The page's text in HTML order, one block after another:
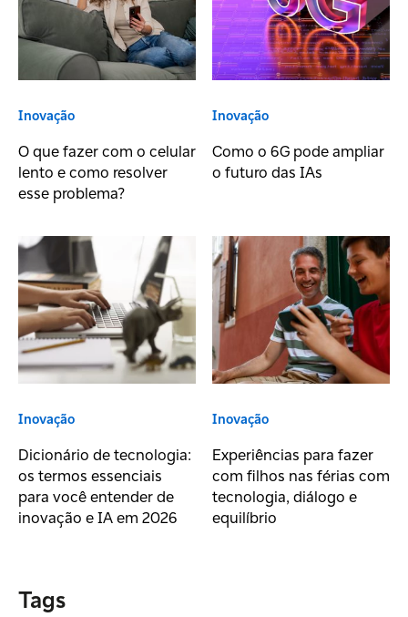
Inovação
O que fazer com o celular
lento e como resolver
esse problema?
Inovação
Como o 6G pode ampliar
o futuro das IAs
Inovação
Dicionário de tecnologia:
os termos essenciais
para você entender de
inovação e IA em 2026
Inovação
Experiências para fazer
com filhos nas férias com
tecnologia, diálogo e
equilíbrio
Tags